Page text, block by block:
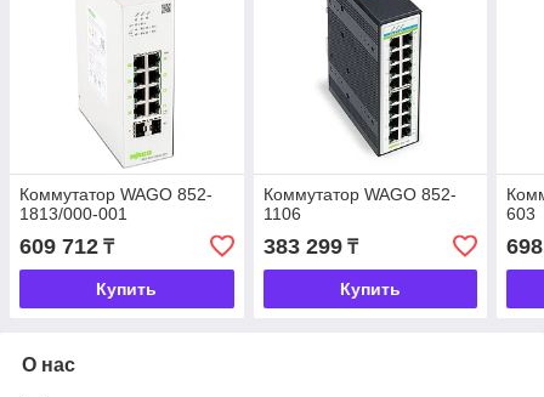
Коммутатор WAGO 852-
1813/000-001
609 712 ₸
Купить
Коммутатор WAGO 852-
1106
383 299₸
Купить
603
О нас